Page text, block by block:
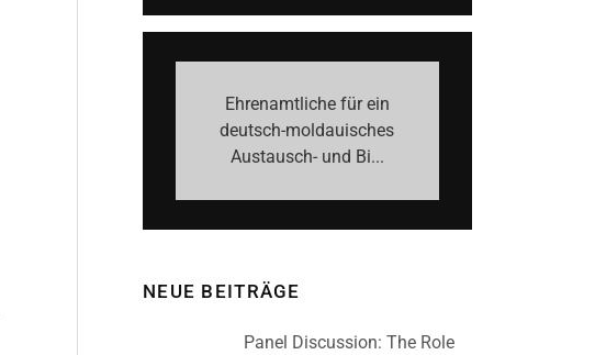
Ehrenamtliche für ein
deutsch-moldauisches
Austausch- und Bi...
NEUE BEITRÄGE
Panel Discussion: The Role